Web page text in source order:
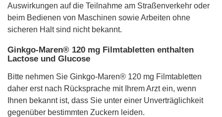
Auswirkungen auf die Teilnahme am Straßenverkehr oder
beim Bedienen von Maschinen sowie Arbeiten ohne
sicheren Halt sind nicht bekannt.
Ginkgo-Maren® 120 mg Filmtabletten enthalten
Lactose und Glucose
Bitte nehmen Sie Ginkgo-Maren® 120 mg Filmtabletten
daher erst nach Rücksprache mit Ihrem Arzt ein, wenn
Ihnen bekannt ist, dass Sie unter einer Unverträglichkeit
gegenüber bestimmten Zuckern leiden.